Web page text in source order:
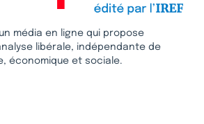
média en ligne qui propose
libérale, indépendante de
économique et sociale.